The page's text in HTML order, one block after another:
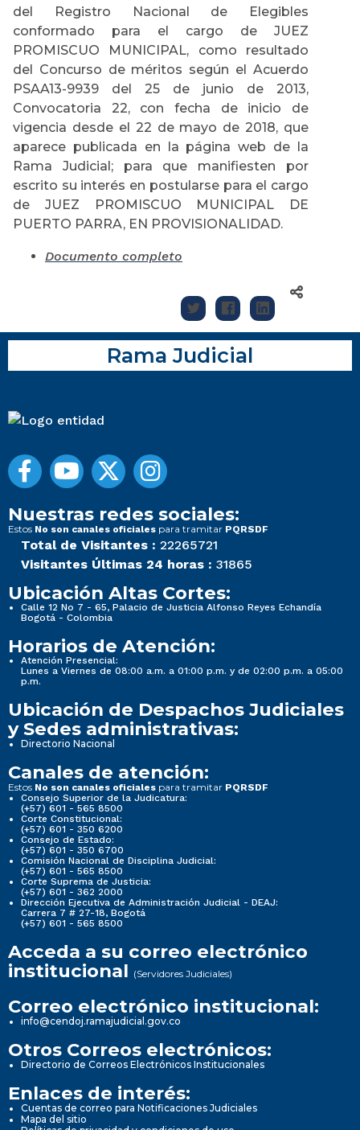
del Registro Nacional de Elegibles
conformado para el cargo de JUEZ
PROMISCUO MUNICIPAL, como resultado
del Concurso de méritos según el Acuerdo
PSAA13-9939 del 25 de junio de 2013,
Convocatoria 22, con fecha de inicio de
vigencia desde el 22 de mayo de 2018, que
aparece publicada en la página web de la
Rama Judicial; para que manifiesten por
escrito su interés en postularse para el cargo
de JUEZ PROMISCUO MUNICIPAL DE
PUERTO PARRA, EN PROVISIONALIDAD.
Documento completo
Rama Judicial
Nuestras redes sociales:
Estos No son canales oficiales para tramitar PQRSDF
Total de Visitantes : 22265721
Visitantes Últimas 24 horas : 31865
Ubicación Altas Cortes:
Calle 12 No 7 - 65, Palacio de Justicia Alfonso Reyes Echandía
Bogotá - Colombia
Horarios de Atención:
Atención Presencial:
Lunes a Viernes de 08:00 a.m. a 01:00 p.m. y de 02:00 p.m. a 05:00
p.m.
Ubicación de Despachos Judiciales
y Sedes administrativas:
Directorio Nacional
Canales de atención:
Estos No son canales oficiales para tramitar PQRSDF
Consejo Superior de la Judicatura:
(+57) 601 - 565 8500
Corte Constitucional:
(+57) 601 - 350 6200
Consejo de Estado:
(+57) 601 - 350 6700
Comisión Nacional de Disciplina Judicial:
(+57) 601 - 565 8500
Corte Suprema de Justicia:
(+57) 601 - 362 2000
Dirección Ejecutiva de Administración Judicial - DEAJ:
Carrera 7 # 27-18, Bogotá
(+57) 601 - 565 8500
Acceda a su correo electrónico
institucional (Servidores Judiciales)
Correo electrónico institucional:
info@cendoj.ramajudicial.gov.co
Otros Correos electrónicos:
Directorio de Correos Electrónicos Institucionales
Enlaces de interés:
Cuentas de correo para Notificaciones Judiciales
Mapa del sitio